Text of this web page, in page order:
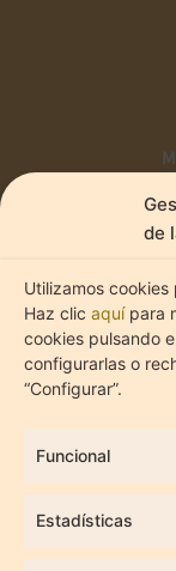
de
Utilizamos
Haz clic aquípara
cookies pulsando
configurarlas o
“Configurar”.
Funcional
Estadísticas